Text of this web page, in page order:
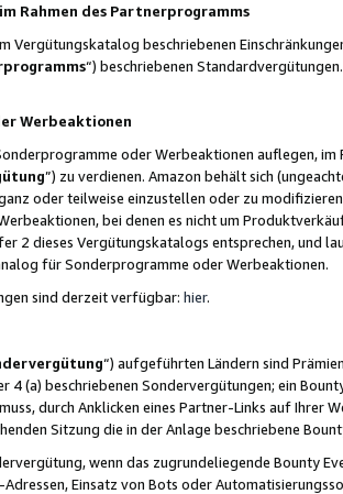
Rahmen des Partnerprogramms
Vergütungskatalog beschriebenen
“) beschriebenen
Werbeaktionen
oder Werbeaktionen auflegen,
”) zu verdienen. Amazon behält sich
oder teilweise einzustellen oder zu
bei denen es nicht um
2 dieses Vergütungskatalogs entsprechen, und
für Sonderprogramme oder Werbeaktionen.
sind derzeit verfügbar: hier.
“) aufgeführten Ländern sind
4 (a) beschriebenen Sondervergütungen; ein
durch Anklicken eines Partner-Links auf
Sitzung die in der Anlage beschriebene
wenn das zugrundeliegende Bounty
Einsatz von Bots oder